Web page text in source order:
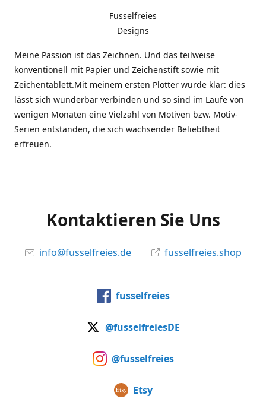
Fusselfreies
Designs
Meine Passion ist das Zeichnen. Und das teilweise
konventionell mit Papier und Zeichenstift sowie mit
Zeichentablett.Mit meinem ersten Plotter wurde klar: dies
lässt sich wunderbar verbinden und so sind im Laufe von
wenigen Monaten eine Vielzahl von Motiven bzw. Motiv-
Serien entstanden, die sich wachsender Beliebtheit
erfreuen.
Kontaktieren Sie Uns
info@fusselfreies.de fusselfreies.shop
fusselfreies
@fusselfreiesDE
@fusselfreies
Etsy